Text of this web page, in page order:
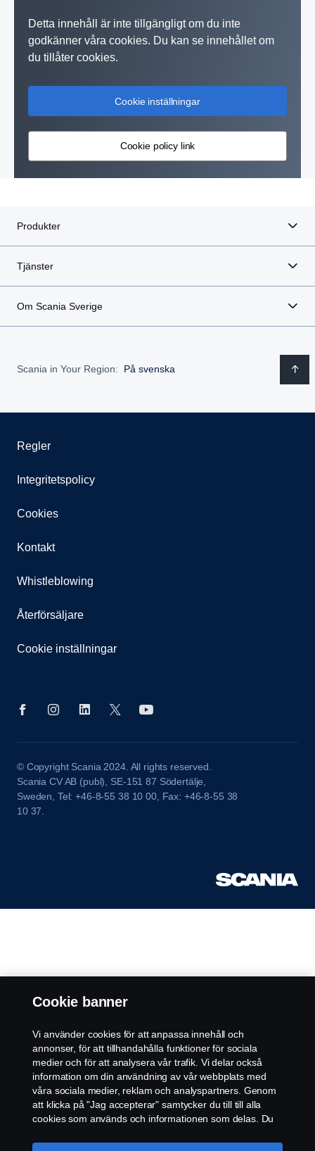
Detta innehåll är inte tillgängligt om du inte
godkänner våra cookies. Du kan se innehållet om
du tillåter cookies.
Cookie inställningar
Cookie policy link
Produkter
Tjänster
Om Scania Sverige
Scania in Your Region: På svenska
Regler
Integritetspolicy
Cookies
Kontakt
Whistleblowing
Återförsäljare
Cookie inställningar
© Copyright Scania 2024. All rights reserved.
Scania CV AB (publ), SE-151 87 Södertälje,
Sweden, Tel: +46-8-55 38 10 00, Fax: +46-8-55 38
10 37.
Cookie banner
Vi använder cookies för att anpassa innehåll och
annonser, för att tillhandahålla funktioner för sociala
medier och för att analysera vår trafik. Vi delar också
information om din användning av vår webbplats med
våra sociala medier, reklam och analyspartners. Genom
att klicka på "Jag accepterar" samtycker du till till alla
cookies som används och informationen som delas. Du
"Cookie-inställningar" och välja de kategorier du vill